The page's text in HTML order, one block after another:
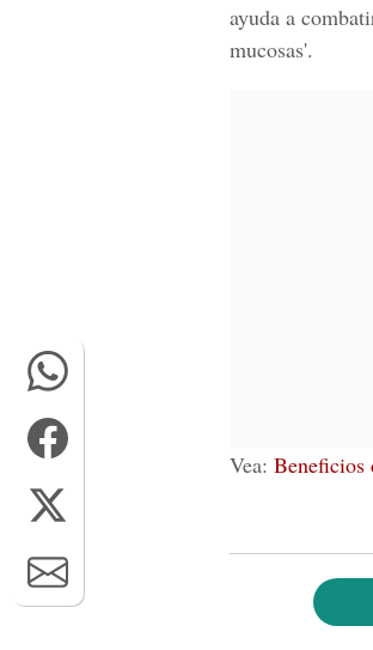
ayuda a
mucosas'.
Vea: Beneficios